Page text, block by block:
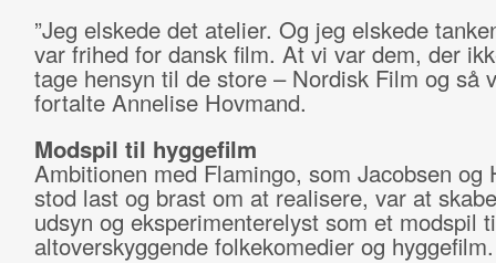
”Jeg elskede det atelier. Og jeg elskede
var frihed for dansk film. At vi var dem, der
tage hensyn til de store – Nordisk Film og så
fortalte Annelise Hovmand.
Modspil til hyggefilm
Ambitionen med Flamingo, som Jacobsen og
stod last og brast om at realisere, var at
udsyn og eksperimenterelyst som et modspil
altoverskyggende folkekomedier og hyggefilm.